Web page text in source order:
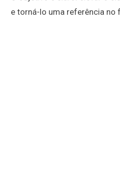
e torná-lo uma referência no